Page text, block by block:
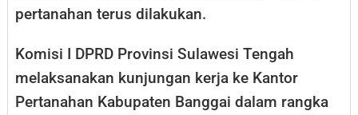
pertanahan terus dilakukan.
Komisi I DPRD Provinsi Sulawesi Tengah
melaksanakan kunjungan kerja ke Kantor
Pertanahan Kabupaten Banggai dalam rangka